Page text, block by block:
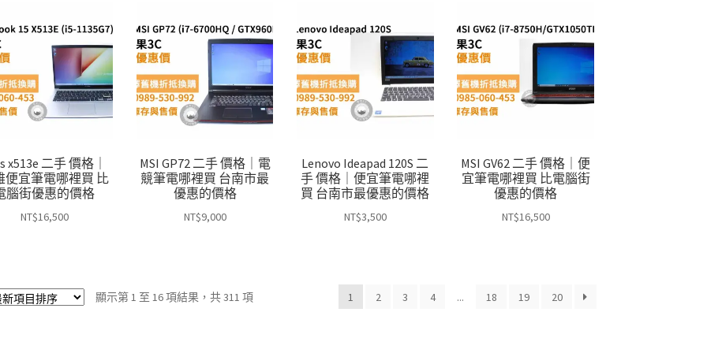
x513e 二手 價格｜
便宜筆電哪裡買 比
腦街優惠的價格
NT$16,500
MSI GP72 二手 價格｜電
競筆電哪裡買 台南市最
優惠的價格
NT$9,000
Lenovo Ideapad 120S 二
手 價格｜便宜筆電哪裡
買 台南市最優惠的價格
NT$3,500
MSI GV62 二手 價格｜便
宜筆電哪裡買 比電腦街
優惠的價格
NT$16,500
顯示第 1 至 16 項結果，共 311 項依
1 2 3 4 ... 18 19 20